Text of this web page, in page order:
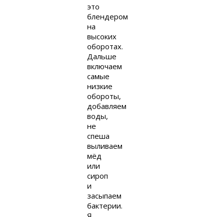
это
блендером
на
высоких
оборотах.
Дальше
включаем
самые
низкие
обороты,
добавляем
воды,
не
спеша
выливаем
мёд
или
сироп
и
засыпаем
бактерии.